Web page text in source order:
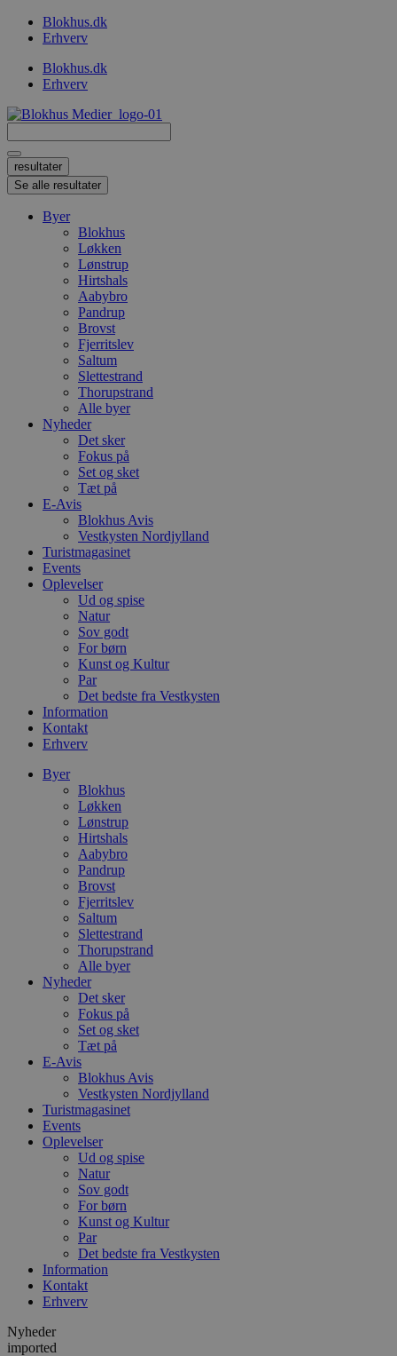
VidereBlokhus.dk
Erhverv
Blokhus.dk
Erhverv
...
resultater
Se alle resultater
Byer
Blokhus
Løkken
Lønstrup
Hirtshals
Aabybro
Pandrup
Brovst
Fjerritslev
Saltum
Slettestrand
Thorupstrand
Alle byer
Nyheder
Det sker
Fokus på
Set og sket
Tæt på
E-Avis
Blokhus Avis
Vestkysten Nordjylland
Turistmagasinet
Events
Oplevelser
Ud og spise
Natur
Sov godt
For børn
Kunst og Kultur
Par
Det bedste fra Vestkysten
Information
Kontakt
Erhverv
Byer
Blokhus
Løkken
Lønstrup
Hirtshals
Aabybro
Pandrup
Brovst
Fjerritslev
Saltum
Slettestrand
Thorupstrand
Alle byer
Nyheder
Det sker
Fokus på
Set og sket
Tæt på
E-Avis
Blokhus Avis
Vestkysten Nordjylland
Turistmagasinet
Events
Oplevelser
Ud og spise
Natur
Sov godt
For børn
Kunst og Kultur
Par
Det bedste fra Vestkysten
Information
Kontakt
Erhverv
Nyheder
imported